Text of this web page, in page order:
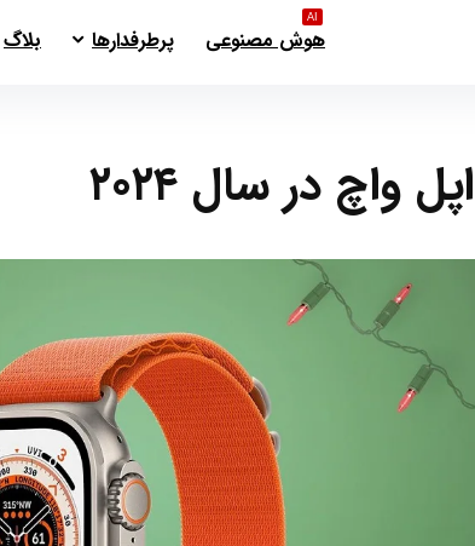
هوش مصنوعی
AI
پرطرفدارها بلاگ
واچ در سال ۲۰۲۴